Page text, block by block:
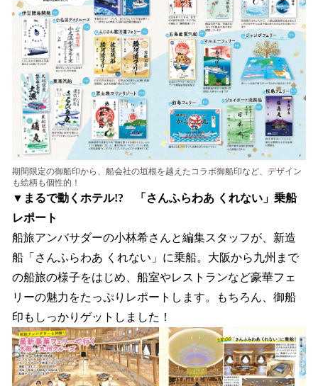
期間限定の御船印から、船会社の垣根を越えたコラボ御船印など、デザイン
も絵柄も個性的！
▼まるで動くホテル!? 「さんふらわあ くれない」乗船
レポート
船旅アンバサダーの小林希さんと編集スタッフが、新造
船「さんふらわあ くれない」に乗船。大阪から九州まで
の船旅の様子をはじめ、船室やレストランなど豪華フェ
リーの魅力をたっぷりレポートします。もちろん、御船
印もしっかりゲットしました！